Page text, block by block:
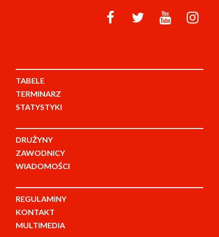
TABELE
TERMINARZ
STATYSTYKI
DRUŻYNY
ZAWODNICY
WIADOMOŚCI
REGULAMINY
KONTAKT
MULTIMEDIA